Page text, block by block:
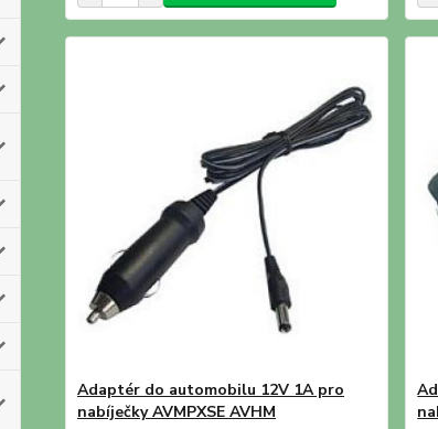
Adaptér do automobilu 12V 1A pro
nabíječky AVMPXSE AVHM